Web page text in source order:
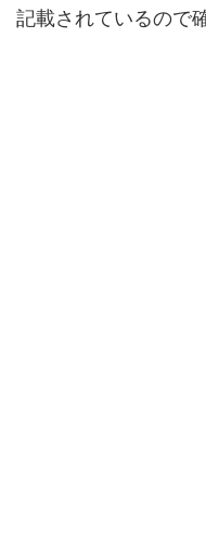
記載されているので